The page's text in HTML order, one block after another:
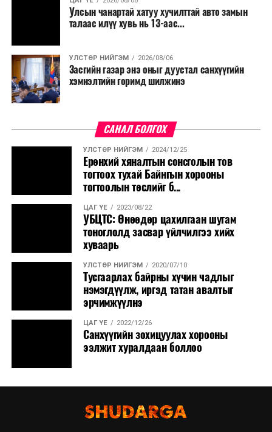
Улсын чанартай хатуу хучилттай авто замын
талаас илүү хувь нь 13-аас...
УЛСТӨР НИЙГЭМ 2026/08/06
Засгийн газар энэ оныг дуустал санхүүгийн
хэмнэлтийн горимд шилжинэ
САНАЛ БОЛГОХ
УЛСТӨР НИЙГЭМ 2024/12/25
Ерөнхий хяналтын сонсголын тов
тогтоох тухай Байнгын хорооны
тогтоолын төслийг б...
ЦАГ ҮЕ 2023/08/22
УБЦТС: Өнөөдөр цахилгаан шугам
тоноглолд засвар үйлчилгээ хийх
хуваарь
УЛСТӨР НИЙГЭМ 2020/07/10
Тусгаарлах байрны хүчин чадлыг
нэмэгдүүлж, иргэд татан авалтыг
эрчимжүүлнэ
ЦАГ ҮЕ 2022/12/26
Санхүүгийн зохицуулах хорооны
ээлжит хуралдаан боллоо